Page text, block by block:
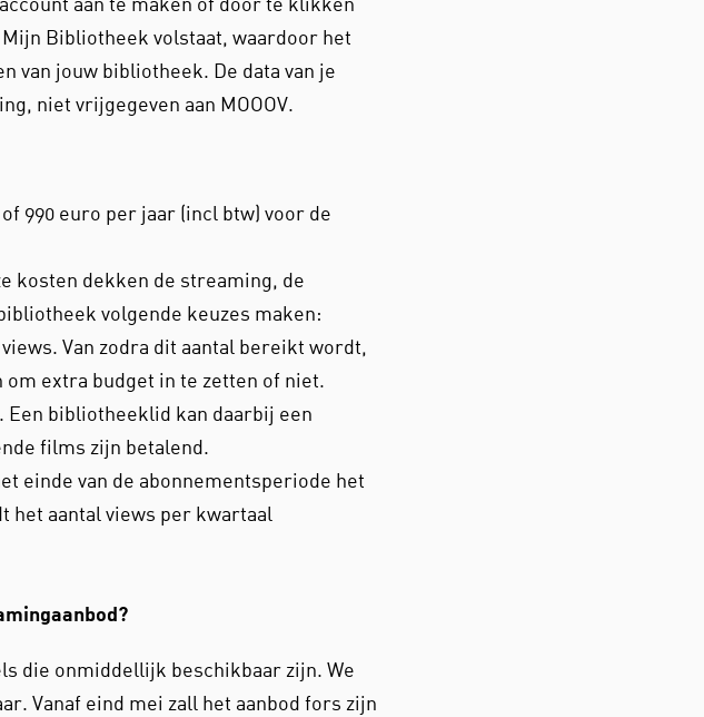
aan te maken of door te klikken
Bibliotheek volstaat, waardoor het
van jouw bibliotheek. De data van je
niet vrijgegeven aan MOOOV.
990 euro per jaar (incl btw) voor de
kosten dekken de streaming, de
volgende keuzes maken:
Van zodra dit aantal bereikt wordt,
om extra budget in te zetten of niet.
Een bibliotheeklid kan daarbij een
films zijn betalend.
einde van de abonnementsperiode het
het aantal views per kwartaal
die onmiddellijk beschikbaar zijn. We
Vanaf eind mei zall het aanbod fors zijn